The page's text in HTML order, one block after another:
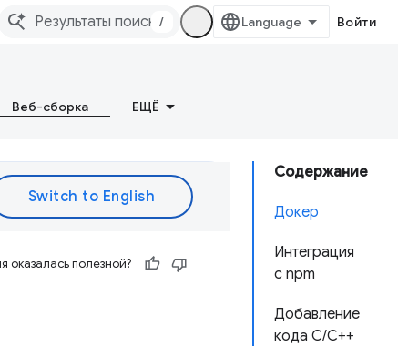
/ Войти
Веб-сборка ЕЩЁ
Содержание
Докер
Интеграция
с npm
Добавление
кода C/C++
оказалась полезной?